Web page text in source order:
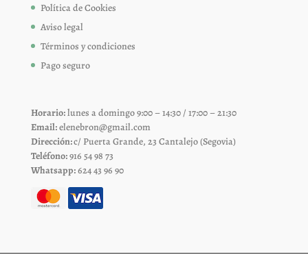
Política de Cookies
Aviso legal
Términos y condiciones
Pago seguro
Horario:lunes a domingo 9:00 – 14:30 / 17:00 – 21:30
Email:elenebron@gmail.com
Dirección:c/ Puerta Grande, 23 Cantalejo (Segovia)
Teléfono:916 54 98 73
Whatsapp:624 43 96 90